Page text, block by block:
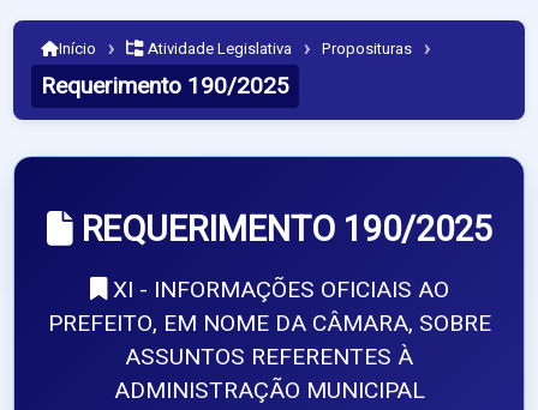
Início › Atividade Legislativa › Proposituras ›
Requerimento 190/2025
REQUERIMENTO 190/2025
XI - INFORMAÇÕES OFICIAIS AO
PREFEITO, EM NOME DA CÂMARA, SOBRE
ASSUNTOS REFERENTES À
ADMINISTRAÇÃO MUNICIPAL